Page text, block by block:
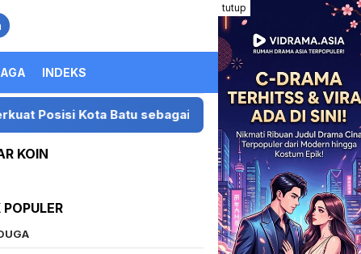
tutup
INDEKS
Kota Batu sebagai Destinasi Festival Musik Nasional
KOIN